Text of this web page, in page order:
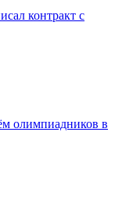
контракт с
олимпиадников в